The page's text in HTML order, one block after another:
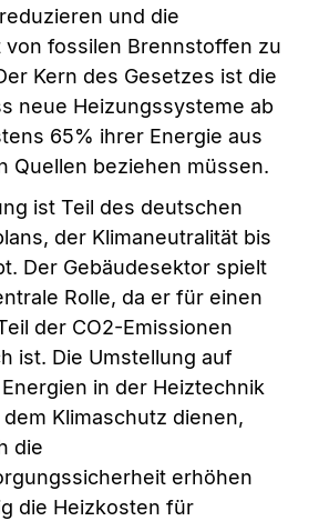
und die
von fossilen Brennstoffen zu
Kern des Gesetzes ist die
neue Heizungssysteme ab
65% ihrer Energie aus
Quellen beziehen müssen.
ist Teil des deutschen
der Klimaneutralität bis
Der Gebäudesektor spielt
Rolle, da er für einen
der CO2-Emissionen
ist. Die Umstellung auf
in der Heiztechnik
Klimaschutz dienen,
die
erhöhen
die Heizkosten für